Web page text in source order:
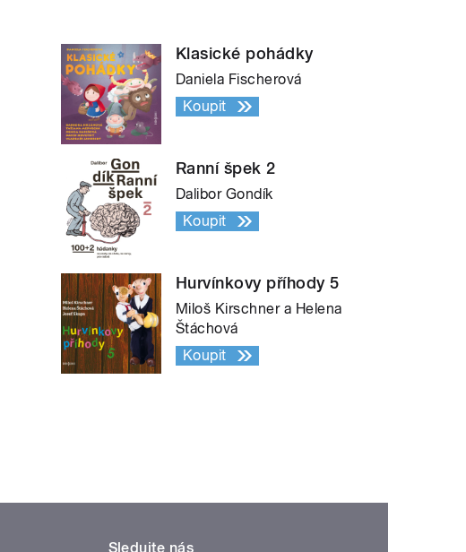
Klasické pohádky
Daniela Fischerová
Koupit
Ranní špek 2
Dalibor Gondík
Koupit
Hurvínkovy příhody 5
Miloš Kirschner a Helena
Štáchová
Koupit
Sledujte nás